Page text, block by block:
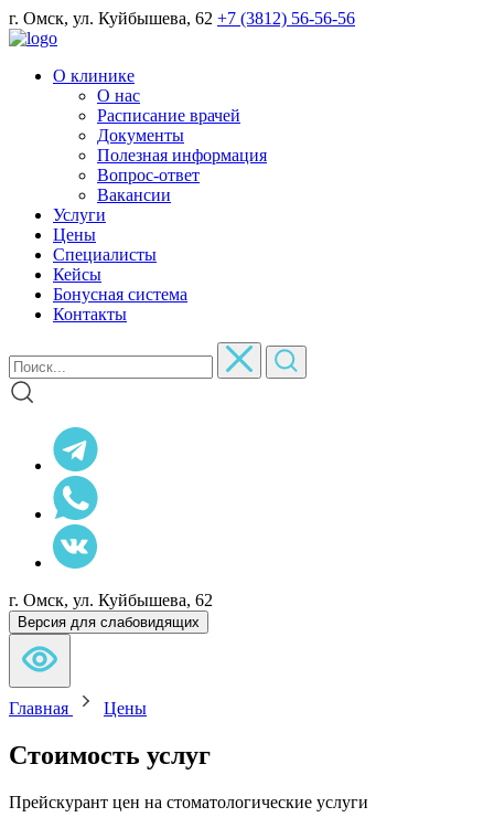
г. Омск, ул. Куйбышева, 62 +7 (3812) 56-56-56
О клинике
О нас
Расписание врачей
Документы
Полезная информация
Вопрос-ответ
Вакансии
Услуги
Цены
Специалисты
Кейсы
Бонусная система
Контакты
г. Омск, ул. Куйбышева, 62
Версия для слабовидящих
Главная Цены
Стоимость услуг
Прейскурант цен на стоматологические услуги